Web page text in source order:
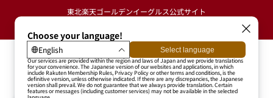
東北楽天ゴールデンイーグルス公式サイト